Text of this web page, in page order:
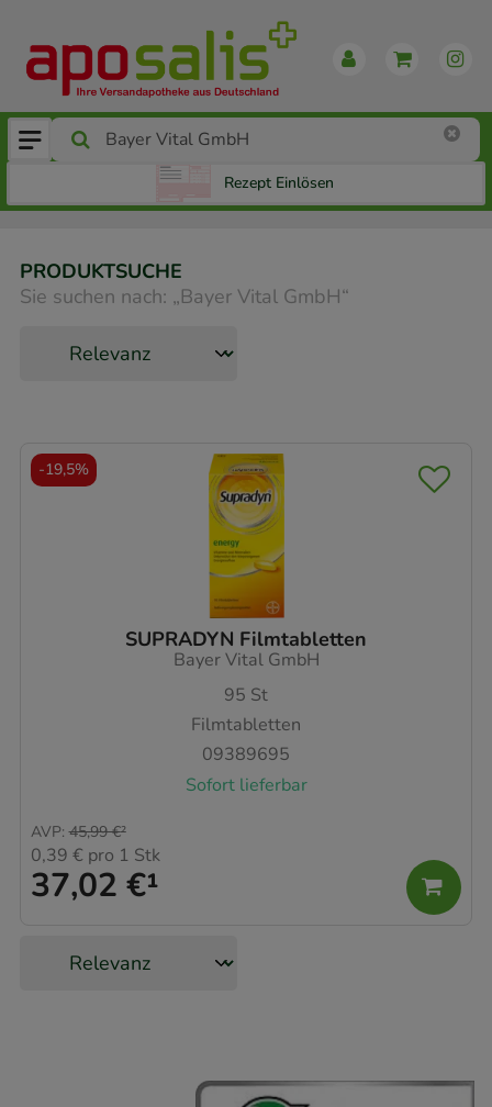
Rezept Einlösen
PRODUKTSUCHE
Sie suchen nach: „Bayer Vital GmbH“
SUPRADYN Filmtabletten
Bayer Vital GmbH
95 St
Filmtabletten
09389695
Sofort lieferbar
37,02 €¹
AVP: 45,99 €²
0,39 € pro 1 Stk
-19,5%